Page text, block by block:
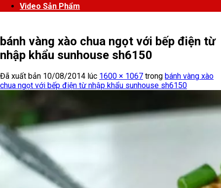
Video Sản Phẩm
bánh vàng xào chua ngọt với bếp điện từ
nhập khẩu sunhouse sh6150
Đã xuất bản 10/08/2014 lúc 1600 × 1067 trong bánh vàng xào
chua ngọt với bếp điện từ nhập khẩu sunhouse sh6150